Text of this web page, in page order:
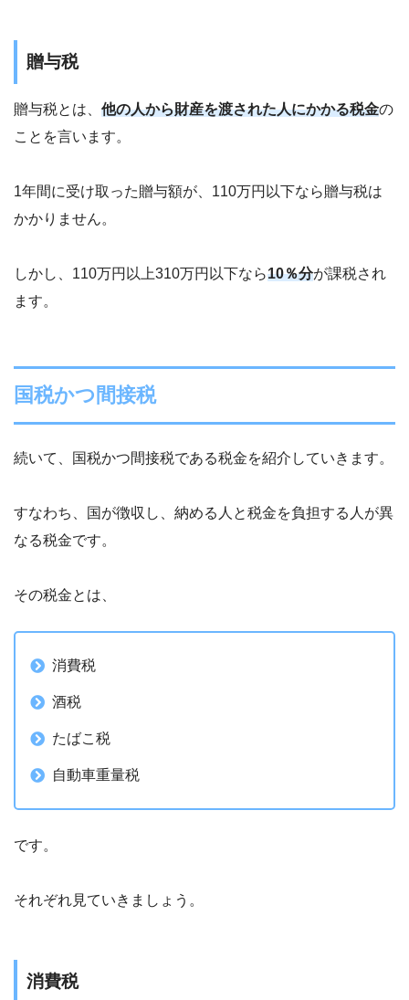
贈与税
贈与税とは、 他の人から財産を渡された人にかかる税金の
ことを言います。
1年間に受け取った贈与額が、110万円以下なら贈与税は
かかりません。
しかし、110万円以上310万円以下なら10％分が課税され
ます。
国税かつ間接税
続いて、国税かつ間接税である税金を紹介していきます。
すなわち、国が徴収し、納める人と税金を負担する人が異
なる税金です。
その税金とは、
消費税
酒税
たばこ税
自動車重量税
です。
それぞれ見ていきましょう。
消費税